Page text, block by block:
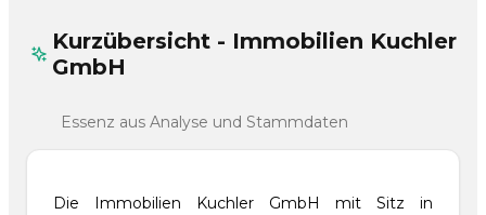
Kurzübersicht - Immobilien Kuchler
GmbH
Essenz aus Analyse und Stammdaten
Die Immobilien Kuchler GmbH mit Sitz in